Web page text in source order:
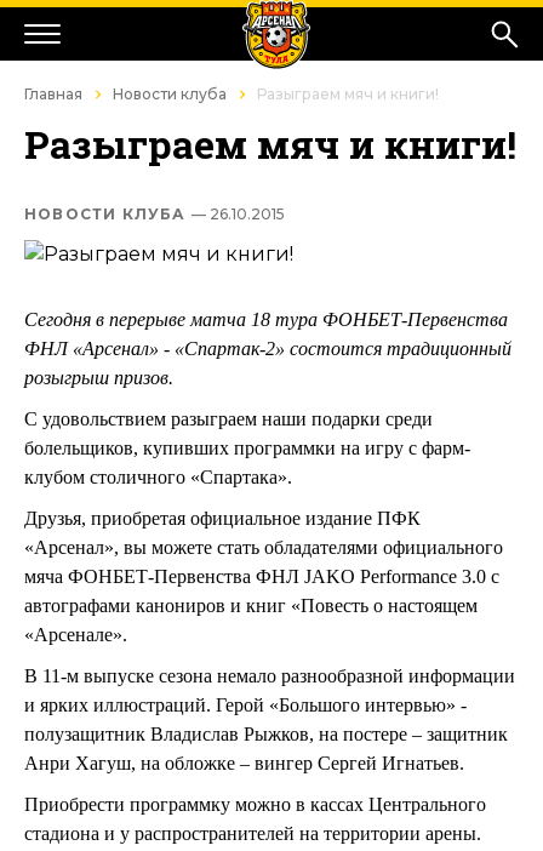
Главная Новости клуба Разыграем мяч и книги!
Разыграем мяч и книги!
НОВОСТИ КЛУБА — 26.10.2015
Сегодня в перерыве матча 18 тура ФОНБЕТ-Первенства
ФНЛ «Арсенал» - «Спартак-2» состоится традиционный
розыгрыш призов.
С удовольствием разыграем наши подарки среди
болельщиков, купивших программки на игру с фарм-
клубом столичного «Спартака».
Друзья, приобретая официальное издание ПФК
«Арсенал», вы можете стать обладателями официального
мяча ФОНБЕТ-Первенства ФНЛ JAKO Performance 3.0 с
автографами канониров и книг «Повесть о настоящем
«Арсенале».
В 11-м выпуске сезона немало разнообразной информации
и ярких иллюстраций. Герой «Большого интервью» -
полузащитник Владислав Рыжков, на постере – защитник
Анри Хагуш, на обложке – вингер Сергей Игнатьев.
Приобрести программку можно в кассах Центрального
стадиона и у распространителей на территории арены.